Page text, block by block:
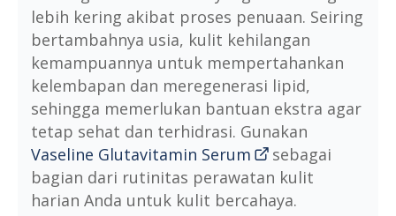
lebih kering akibat proses penuaan. Seiring
bertambahnya usia, kulit kehilangan
kemampuannya untuk mempertahankan
kelembapan dan meregenerasi lipid,
sehingga memerlukan bantuan ekstra agar
tetap sehat dan terhidrasi. Gunakan
Vaseline Glutavitamin Serum
sebagai
bagian dari rutinitas perawatan kulit
harian Anda untuk kulit bercahaya.